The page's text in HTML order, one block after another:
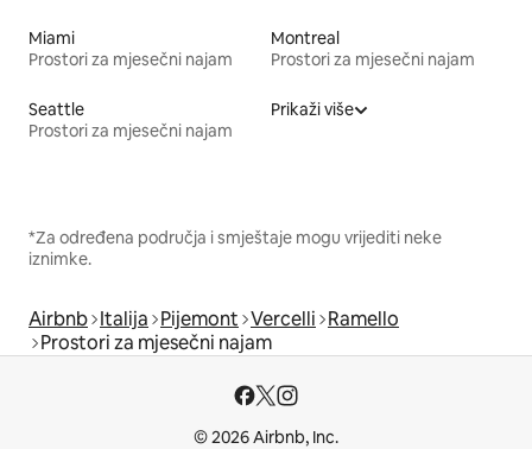
Miami
Prostori za mjesečni najam
Montreal
Prostori za mjesečni najam
Seattle
Prostori za mjesečni najam
Prikaži više
*Za određena područja i smještaje mogu vrijediti neke
iznimke.
Airbnb Italija Pijemont Vercelli Ramello
Prostori za mjesečni najam
© 2026 Airbnb, Inc.